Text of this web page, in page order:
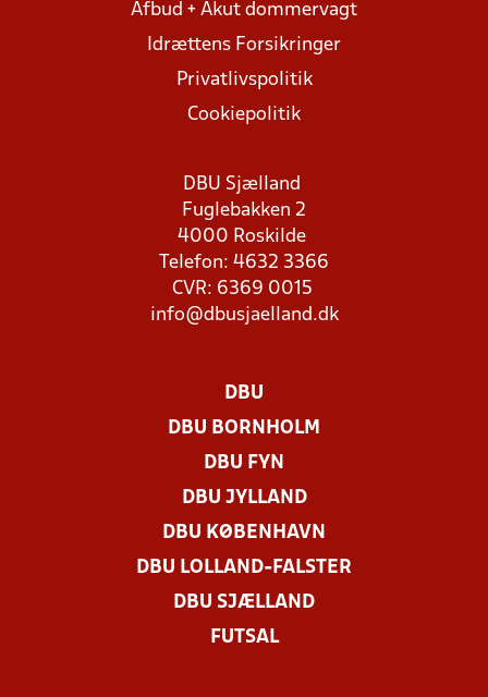
Afbud + Akut dommervagt
Idrættens Forsikringer
Privatlivspolitik
Cookiepolitik
DBU Sjælland
Fuglebakken 2
4000 Roskilde
Telefon: 4632 3366
CVR: 6369 0015
info@dbusjaelland.dk
DBU
DBU BORNHOLM
DBU FYN
DBU JYLLAND
DBU KØBENHAVN
DBU LOLLAND-FALSTER
DBU SJÆLLAND
FUTSAL